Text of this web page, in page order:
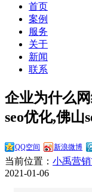
首页
案例
服务
关于
新闻
联系
企业为什么
seo优化,佛山
QQ空间 新浪微博
当前位置： 小禹营
2021-01-06